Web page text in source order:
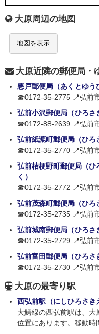
大原周辺の地図
地図を表示
大原近隣の郵便局・
悪戸郵便局（あくとゆう
☎0172-35-2775 📍弘前
弘前小沢郵便局（ひろさ
☎0172-88-2639 📍弘前
弘前紙漉町郵便局（ひろ
☎0172-35-2770 📍弘前
弘前桔梗野町郵便局（ひ
く）
☎0172-35-2772 📍弘前
弘前茂森町郵便局（ひろ
☎0172-35-2735 📍弘前
弘前城南郵便局（ひろさ
☎0172-35-2729 📍弘前
弘前富田郵便局（ひろさ
☎0172-35-2730 📍弘前
大原の最寄り駅
西弘前駅（にしひろさき
大鰐線の西弘前駅は、
位置にあります。移動時